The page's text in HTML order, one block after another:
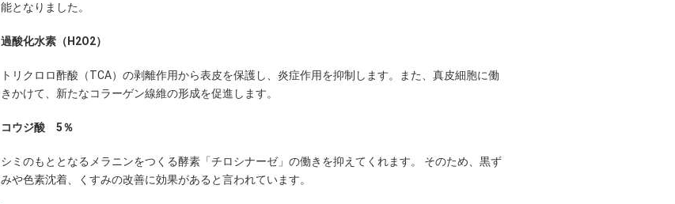
能となりました。
過酸化水素（H2O2）
トリクロロ酢酸（TCA）の剥離作用から表皮を保護し、炎症作用を抑制します。また、真皮細胞に働
きかけて、新たなコラーゲン線維の形成を促進します。
コウジ酸 5％
シミのもととなるメラニンをつくる酵素「チロシナーゼ」の働きを抑えてくれます。 そのため、黒ず
みや色素沈着、くすみの改善に効果があると言われています。